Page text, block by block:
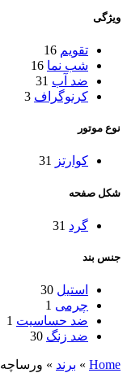
ویژگی
تقویم 16
شب‌ نما 16
ضد آب 31
کرنوگراف 3
نوع موتور
کوارتز 31
شکل صفحه
گرد 31
جنس بند
استیل 30
چرمی 1
ضد‌ حساسیت 1
ضد زنگ 30
Home
» برند » ورساچه